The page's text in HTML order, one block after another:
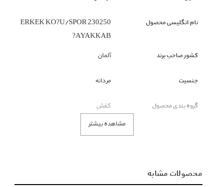
مشاهده بیشتر
نام انگلیسی محصول
230250 ERKEK KO?U/SPOR
AYAKKAB?
کشور صاحب برند آلمان
جنسیت مردانه
گروه بندی محصول کفش
نکته قابل توجه
ملاک رنگ محصول، تصاویر است و
محصولات مشابه